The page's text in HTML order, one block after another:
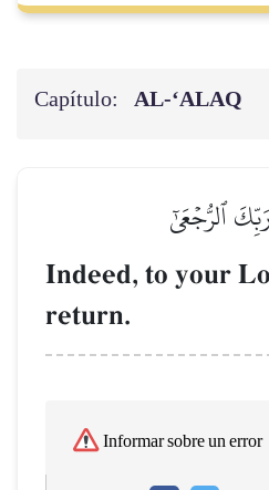
Capítulo: AL‑‘ALAQ
ٱلرُّجۡعَىٰٓ
Indeed, to your
return.
Informar sobre un error